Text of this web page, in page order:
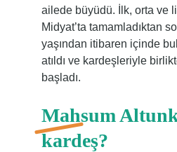
ailede büyüdü. İlk, orta ve
Midyat’ta tamamladıktan
yaşından itibaren içinde
atıldı ve kardeşleriyle
başladı.
Mahsum
kardeş?